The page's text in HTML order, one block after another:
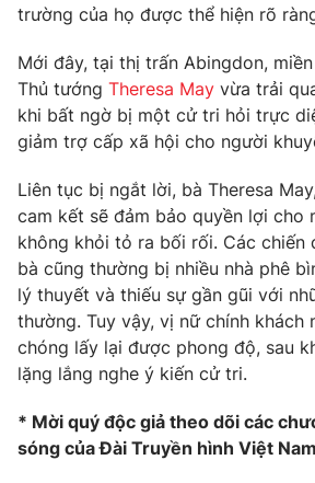
Phim VTV
Hậu trường
Nhân vật
Khán giả
Giải sao mai
Điện ảnh
Âm nhạc
Đời sống
Du lịch
Làm đẹp
Chất lượng cuộc sống
Tuyển sinh
Học trực tuyến
Công nghệ
Hitech Công nghệ tương lai
Sản phẩm
Thị trường
Giao lưu trực tuyến
Lịch phát sóng
Chuyên mục khác
trường của họ được thể hiện rõ
Mới đây, tại thị trấn Abingdon,
Thủ tướng Theresa May vừa trải
khi bất ngờ bị một cử tri hỏi trực
giảm trợ cấp xã hội cho người
Liên tục bị ngắt lời, bà Theresa
cam kết sẽ đảm bảo quyền lợi cho
không khỏi tỏ ra bối rối. Các chiến
bà cũng thường bị nhiều nhà phê
lý thuyết và thiếu sự gần gũi với
thường. Tuy vậy, vị nữ chính khách
chóng lấy lại được phong độ, sau
lặng lắng nghe ý kiến cử tri.
* Mời quý độc giả theo dõi các
sóng của Đài Truyền hình Việt